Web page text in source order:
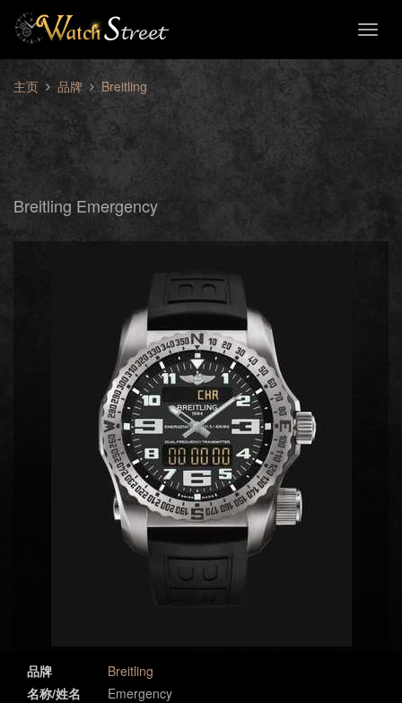
主页 品牌 Breitling
Breitling Emergency
品牌
Breitling
名称/姓名
Emergency